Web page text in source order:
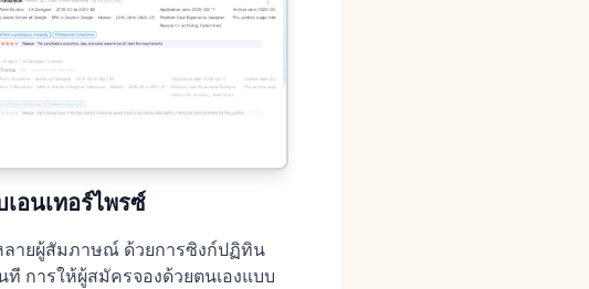
อนเทอร์ไพรซ์
ลายผู้สัมภาษณ์ ด้วยการซิงก์ปฏิทิน
การให้ผู้สมัครจองด้วยตนเองแบบ